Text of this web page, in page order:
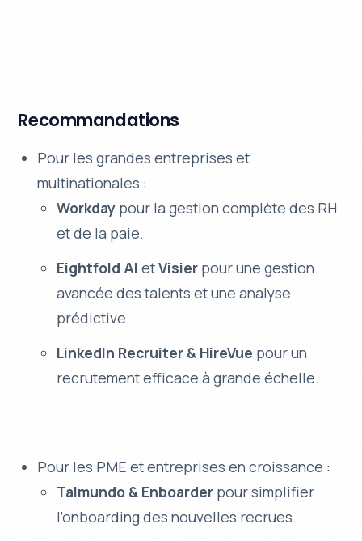
Recommandations
Pour les grandes entreprises et
multinationales :
Workday pour la gestion complète des RH
et de la paie.
Eightfold AI etVisier pour une gestion
avancée des talents et une analyse
prédictive.
LinkedIn Recruiter & HireVue pour un
recrutement efficace à grande échelle.
Pour les PME et entreprises en croissance :
Talmundo & Enboarder pour simplifier
l’onboarding des nouvelles recrues.